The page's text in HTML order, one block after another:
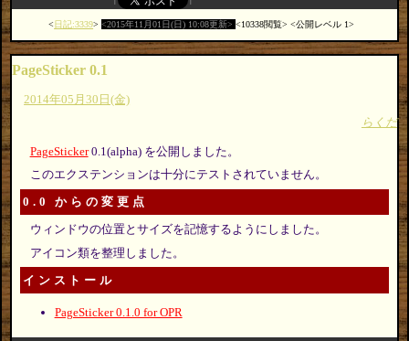
日記:3339 2015年11月01日(日) 10:08更新 10338閲覧 公開レベル 1
PageSticker 0.1
2014年05月30日(金)
らくだ
PageSticker0.1(alpha) を公開しました。
このエクステンションは十分にテストされていません。
0.0 からの変更点
ウィンドウの位置とサイズを記憶するようにしました。
アイコン類を整理しました。
インストール
PageSticker 0.1.0 for OPR